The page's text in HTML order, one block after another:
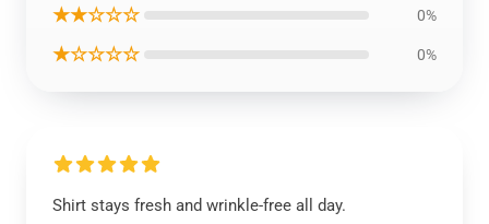
★★☆☆☆ 0%
★☆☆☆☆ 0%
Shirt stays fresh and wrinkle-free all day.